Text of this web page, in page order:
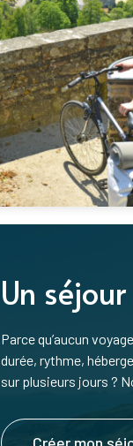
Un
Parce qu’aucun
durée, rythme,
sur plusieurs jours ?